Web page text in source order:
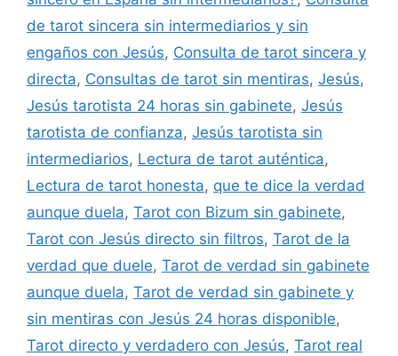
de tarot sincera sin intermediarios y sin
engaños con Jesús, Consulta de tarot sincera y
directa, Consultas de tarot sin mentiras, Jesús,
Jesús tarotista 24 horas sin gabinete, Jesús
tarotista de confianza, Jesús tarotista sin
intermediarios, Lectura de tarot auténtica,
Lectura de tarot honesta, que te dice la verdad
aunque duela, Tarot con Bizum sin gabinete,
Tarot con Jesús directo sin filtros, Tarot de la
verdad que duele, Tarot de verdad sin gabinete
aunque duela, Tarot de verdad sin gabinete y
sin mentiras con Jesús 24 horas disponible,
Tarot directo y verdadero con Jesús, Tarot real